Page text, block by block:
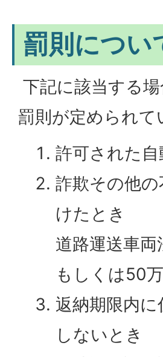
罰則につい
下記に該当する
罰則が定められて
許可された
詐欺その他
けたとき
道路運送車
もしくは50
返納期限内
しないとき